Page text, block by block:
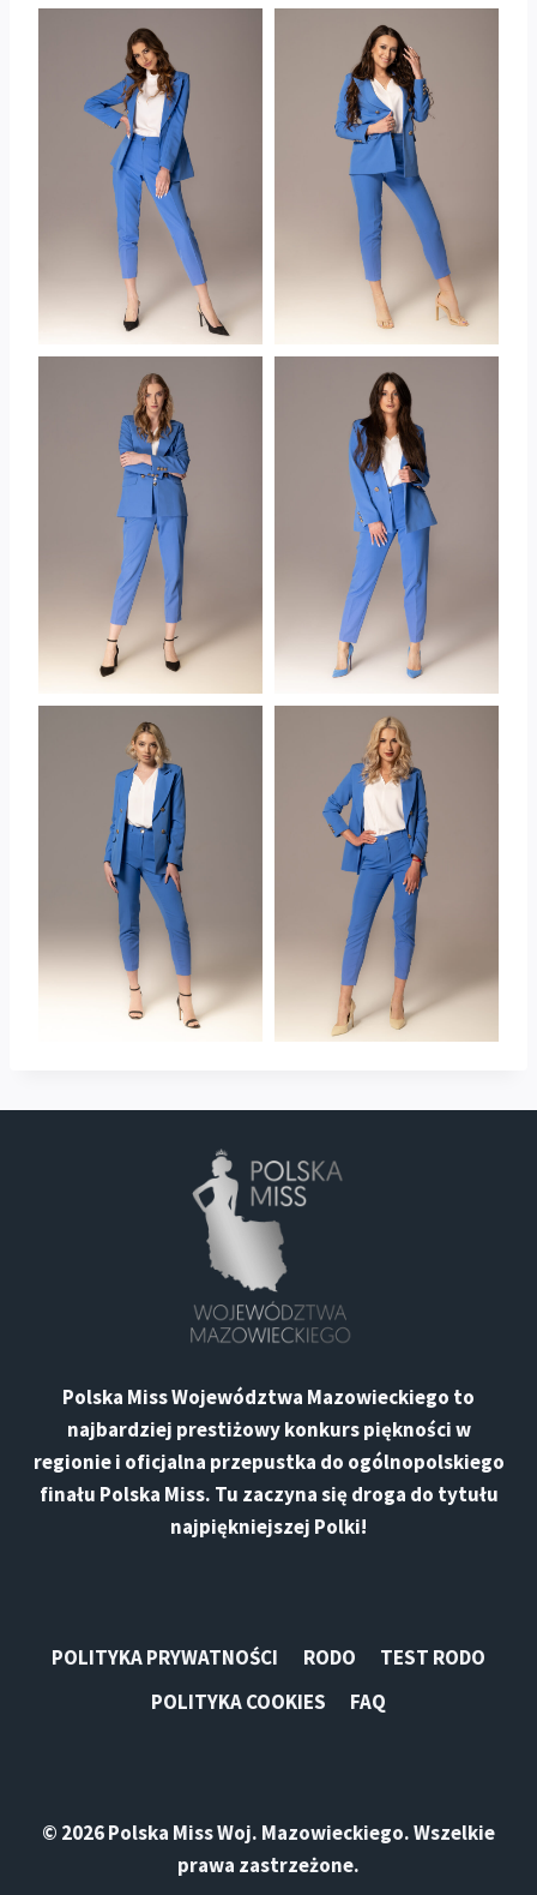
Polska Miss Województwa Mazowieckiego to
najbardziej prestiżowy konkurs piękności w
regionie i oficjalna przepustka do ogólnopolskiego
finału Polska Miss. Tu zaczyna się droga do tytułu
najpiękniejszej Polki!
POLITYKA PRYWATNOŚCI RODO
TEST RODO
POLITYKA COOKIES
FAQ
© 2026 Polska Miss Woj. Mazowieckiego. Wszelkie
prawa zastrzeżone.